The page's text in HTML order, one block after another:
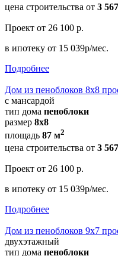
цена строительства от 3
Проект от 26 100 р.
в ипотеку от 15 039р/мес.
Подробнее
Дом из пеноблоков 8х8
с мансардой
тип дома пеноблоки
размер 8x8
площадь 87 м2
цена строительства от 3
Проект от 26 100 р.
в ипотеку от 15 039р/мес.
Подробнее
Дом из пеноблоков 9х7
двухэтажный
тип дома пеноблоки